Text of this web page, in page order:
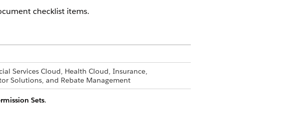
checklist items.
Services Cloud, Health Cloud, Insurance,
Solutions, and Rebate Management
Sets.